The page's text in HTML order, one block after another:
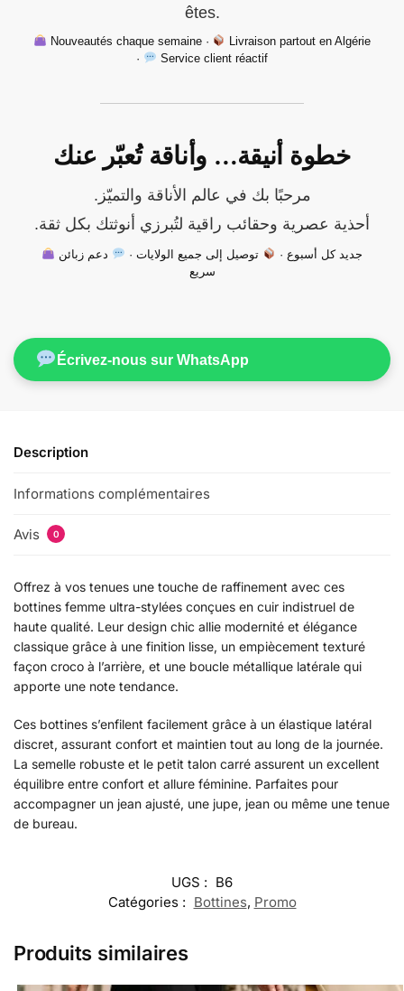
êtes.
Nouveautés chaque semaine ·
Livraison partout en Algérie
·
Service client réactif
خطوة أنيقة… وأناقة تُعبّر عنك
مرحبًا بك في عالم الأناقة والتميّز.
أحذية عصرية وحقائب راقية لتُبرزي أنوثتك بكل ثقة.
جديد كل أسبوع · توصيل إلى جميع الولايات ·
دعم زبائن
سريع
Écrivez-nous sur WhatsApp
Description
Informations complémentaires
Avis 0
Offrez à vos tenues une touche de raffinement avec ces
bottines femme ultra-stylées conçues en cuir indistruel de
haute qualité. Leur design chic allie modernité et élégance
classique grâce à une finition lisse, un empiècement texturé
façon croco à l’arrière, et une boucle métallique latérale qui
apporte une note tendance.
Ces bottines s’enfilent facilement grâce à un élastique latéral
discret, assurant confort et maintien tout au long de la journée.
La semelle robuste et le petit talon carré assurent un excellent
équilibre entre confort et allure féminine. Parfaites pour
accompagner un jean ajusté, une jupe, jean ou même une tenue
de bureau.
UGS : B6
Catégories : Bottines, Promo
Produits similaires